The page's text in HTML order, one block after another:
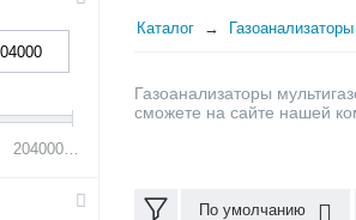
204000руб.
Каталог Газоанализаторы
Газоанализаторы
сможете на сайте нашей
По умолчанию